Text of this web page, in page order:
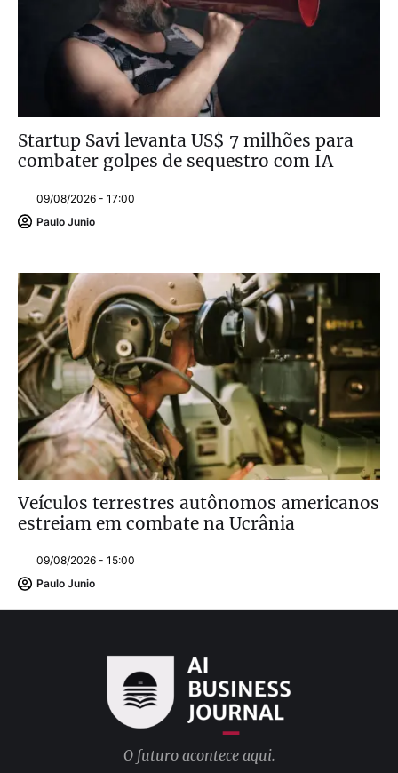
Startup Savi levanta US$ 7 milhões para
combater golpes de sequestro com IA
09/08/2026 - 17:00
Paulo Junio
Veículos terrestres autônomos americanos
estreiam em combate na Ucrânia
09/08/2026 - 15:00
Paulo Junio
O futuro acontece aqui.